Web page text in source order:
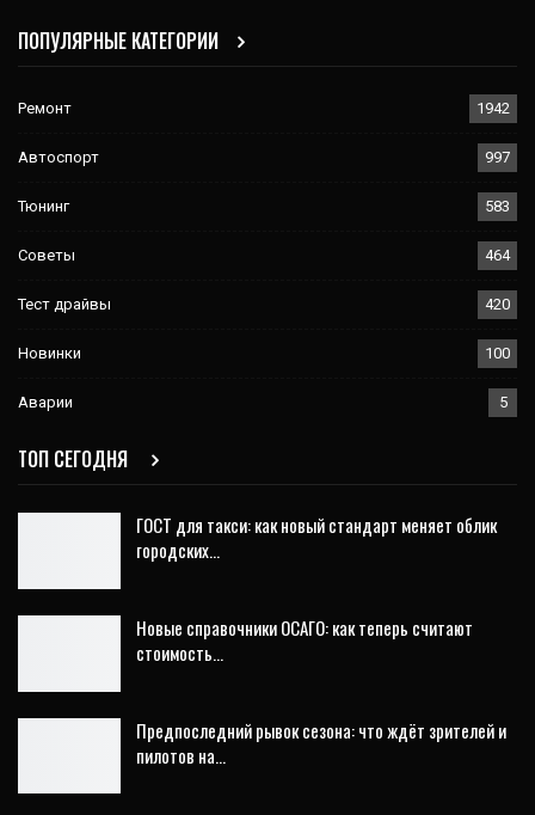
ПОПУЛЯРНЫЕ КАТЕГОРИИ
Ремонт 1942
Автоспорт 997
Тюнинг 583
Советы 464
Тест драйвы 420
Новинки 100
Аварии 5
ТОП СЕГОДНЯ
ГОСТ для такси: как новый стандарт меняет облик
городских…
Новые справочники ОСАГО: как теперь считают
стоимость…
Предпоследний рывок сезона: что ждёт зрителей и
пилотов на…